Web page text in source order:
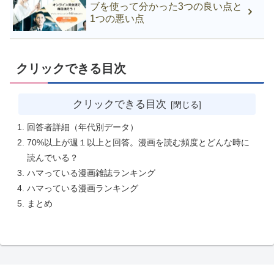
ブを使って分かった3つの良い点と
1つの悪い点
クリックできる目次
クリックできる目次
回答者詳細（年代別データ）
70%以上が週１以上と回答。漫画を読む頻度とどんな時に
読んでいる？
ハマっている漫画雑誌ランキング
ハマっている漫画ランキング
まとめ